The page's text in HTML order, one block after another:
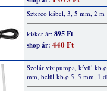
Sztereo kábel, 3, 5 mm, 2 m
kisker ár: 895 Ft
shop ár: 440 Ft
Szolár vizipumpa, kívül
mm, belül kb.ø 5, 5 mm, 1